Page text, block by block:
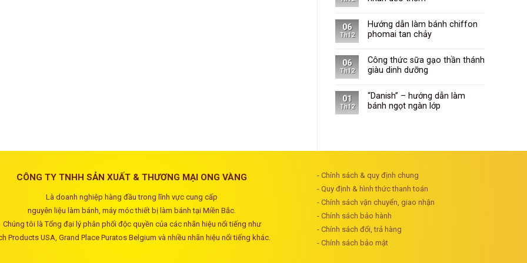
06
Th12
Hướng dẫn làm bánh chiffon
phomai tan chảy
06
Th12
Công thức sữa gạo thần thánh
giàu dinh dưỡng
01
Th12
“Danish” – hướng dẫn làm
bánh ngọt ngàn lớp
CÔNG TY TNHH SẢN XUẤT & THƯƠNG MẠI ONG VÀNG
Là doanh nghiệp hàng đầu trong lĩnh vực cung cấp
nguyên liệu làm bánh, máy móc thiết bị làm bánh tại Miền Bắc.
Chúng tôi là Tổng đại lý phân phối độc quyền của các nhãn hiệu nổi tiếng như
Products USA, Grand Place Puratos Belgium và nhiều nhãn hiệu nổi tiếng khác.
- Chính sách & quy định chung
- Quy định & hình thức thanh toán
- Chính sách vận chuyển, giao nhận
- Chính sách bảo hành
- Chính sách đổi, trả hàng
- Chính sách bảo mật